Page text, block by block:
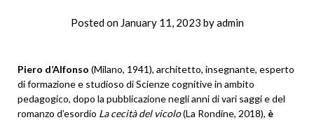
Posted on January 11, 2023 byadmin
Piero d’Alfonso (Milano, 1941), architetto, insegnante, esperto
di formazione e studioso di Scienze cognitive in ambito
pedagogico, dopo la pubblicazione negli anni di vari saggi e del
romanzo d’esordio La cecità del vicolo(La Rondine, 2018), è